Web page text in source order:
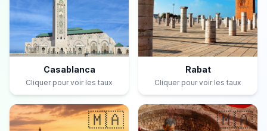
Casablanca
Cliquer pour voir les taux
Rabat
Cliquer pour voir les taux
🇲🇦 🇲🇦